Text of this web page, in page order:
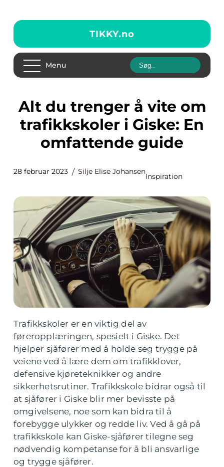
TIKKY.no
Menu
Alt du trenger å vite om
trafikkskoler i Giske: En
omfattende guide
28 februar 2023 Silje Elise Johansen
Inspiration
Trafikkskoler er en viktig del av
føreropplæringen, spesielt i Giske. Det
hjelper sjåfører med å holde seg trygge på
veiene ved å lære dem om trafikklover,
defensive kjøreteknikker og andre
sikkerhetsrutiner. Trafikkskole bidrar også til
at sjåfører i Giske blir mer bevisste på
omgivelsene, noe som kan bidra til å
forebygge ulykker og redde liv. Ved å gå på
trafikkskole kan Giske-sjåfører tilegne seg
nødvendig kompetanse for å bli ansvarlige
og trygge sjåfører.